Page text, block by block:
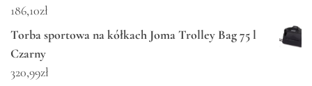
186,10zł
Torba sportowa na kółkach Joma Trolley Bag 75 l
Czarny
320,99zł